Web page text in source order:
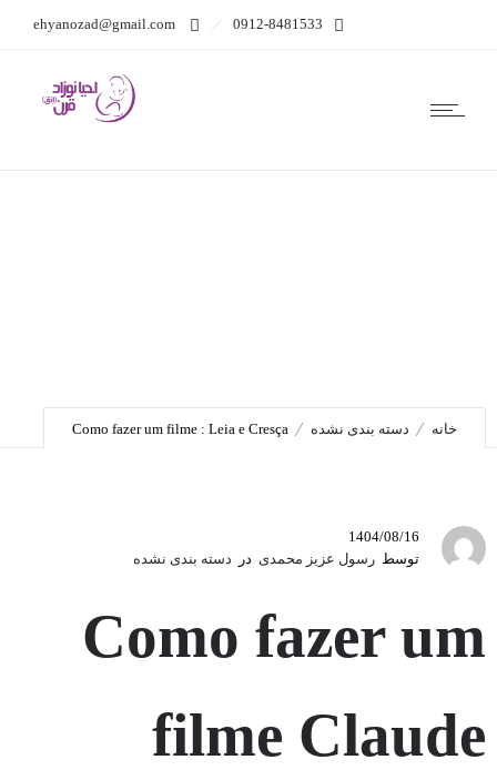
ehyanozad@gmail.com 0912-8481533
خانه دسته بندی نشده Como fazer um filme : Leia e Cresça
1404/08/16
توسط رسول عزیز محمدی در دسته بندی نشده
Como fazer um
filme Claude